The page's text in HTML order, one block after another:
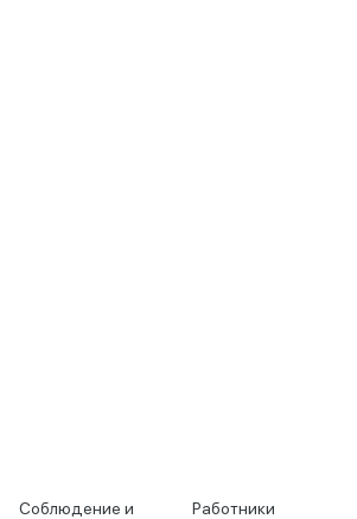
Соблюдение и
Работники